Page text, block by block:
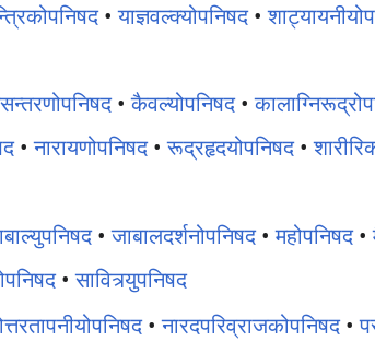
•याज्ञवल्क्योपनिषद•
•कैवल्योपनिषद•
•नारायणोपनिषद•रूद्रहृदयोपनिषद•
•जाबालदर्शनोपनिषद•महोपनिषद•
•सावित्र्युपनिषद
•नारदपरिव्राजकोपनिषद•